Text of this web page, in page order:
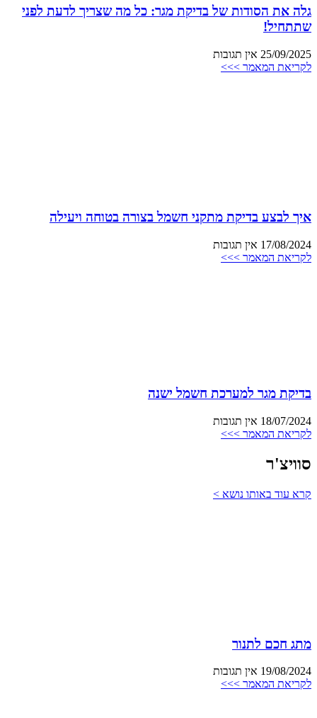
גלה את הסודות של בדיקת מגר: כל מה שצריך לדעת לפני
שתתחיל!
25/09/2025 אין תגובות
לקריאת המאמר >>>
איך לבצע בדיקת מתקני חשמל בצורה בטוחה ויעילה
17/08/2024 אין תגובות
לקריאת המאמר >>>
בדיקת מגר למערכת חשמל ישנה
18/07/2024 אין תגובות
לקריאת המאמר >>>
סוויצ'ר
קרא עוד באותו נושא >
מתג חכם לתנור
19/08/2024 אין תגובות
לקריאת המאמר >>>